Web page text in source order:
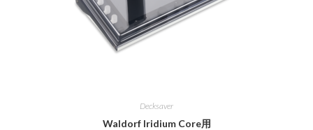
Decksaver
Waldorf Iridium Core用